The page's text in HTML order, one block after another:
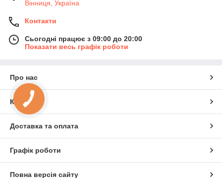
Вінниця, Україна
Контакти
Сьогодні працює з 09:00 до 20:00
Показати весь графік роботи
Про нас
Контакти
Доставка та оплата
Графік роботи
Повна версія сайту